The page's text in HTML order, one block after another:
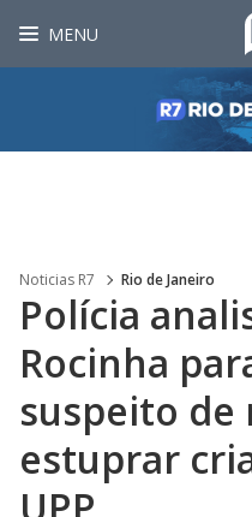
MENU
Noticias R7 Rio de Janeiro
Polícia
Rocinha
suspeito de
estuprar